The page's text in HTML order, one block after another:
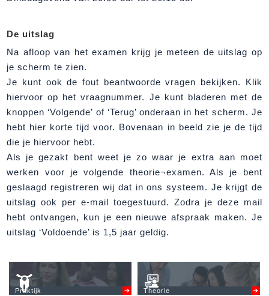
De uitslag
Na afloop van het examen krijg je meteen de uitslag op
je scherm te zien.
Je kunt ook de fout beantwoorde vragen bekijken. Klik
hiervoor op het vraagnummer. Je kunt bladeren met de
knoppen ‘Volgende’ of ‘Terug’ onderaan in het scherm. Je
hebt hier korte tijd voor. Bovenaan in beeld zie je de tijd
die je hiervoor hebt.
Als je gezakt bent weet je zo waar je extra aan moet
werken voor je volgende theorie¬examen. Als je bent
geslaagd registreren wij dat in ons systeem. Je krijgt de
uitslag ook per e-mail toegestuurd. Zodra je deze mail
hebt ontvangen, kun je een nieuwe afspraak maken. Je
uitslag ‘Voldoende’ is 1,5 jaar geldig.
Praktijk Theorie